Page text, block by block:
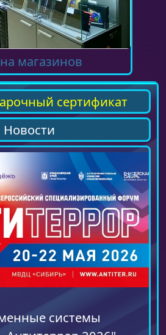
магазинов
сертификат
Новости
системы